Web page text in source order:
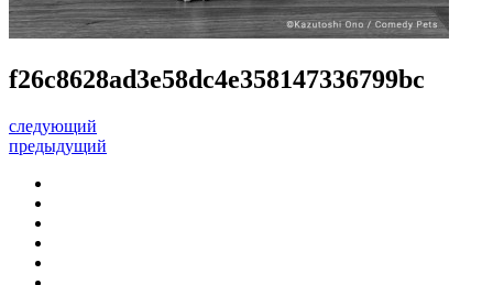
f26c8628ad3e58dc4e358147336799bc
следующий
предыдущий